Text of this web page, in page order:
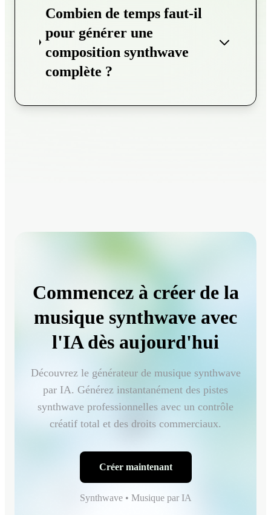
Combien de temps faut-il
pour générer une
composition synthwave
complète ?
Commencez à créer de la
musique synthwave avec
l'IA dès aujourd'hui
Découvrez le générateur de musique synthwave
par IA. Générez instantanément des pistes
synthwave professionnelles avec un contrôle
créatif total et des droits commerciaux.
Créer maintenant
Synthwave • Musique par IA